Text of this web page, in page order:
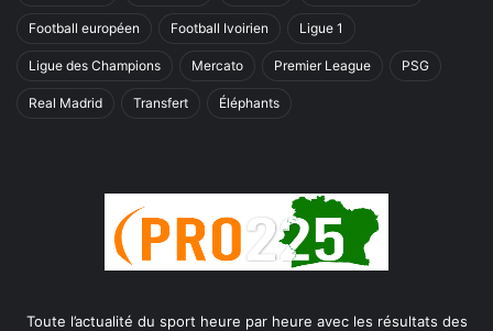
Football européen Football Ivoirien Ligue 1
Ligue des Champions Mercato Premier League PSG
Real Madrid Transfert Éléphants
Toute l’actualité du sport heure par heure avec les résultats des